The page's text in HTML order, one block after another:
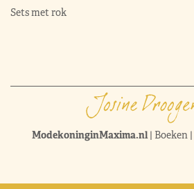
Sets met rok
ModekoninginMaxima.nl| Boeken|